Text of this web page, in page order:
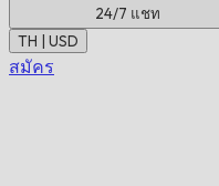
24/7 แชท
TH | USD
สมัคร